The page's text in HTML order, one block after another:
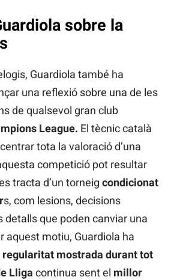
sobre la
Guardiola també ha
una reflexió sobre una de les
de qualsevol gran club
League. El tècnic català
tota la valoració d’una
competició pot resultar
tracta d’un torneig condicionat
s, com lesions, decisions
detalls que poden canviar una
aquest motiu, Guardiola ha
regularitat mostrada durant tot
Lliga continua sent el millor